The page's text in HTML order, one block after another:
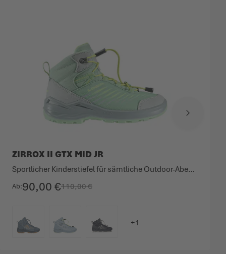
Ab 90,00 €110,00 €
ZIRROX II GTX MID JR
FARBE
Sportlicher Kinderstiefel für sämtliche Outdoor-Abenteuer.